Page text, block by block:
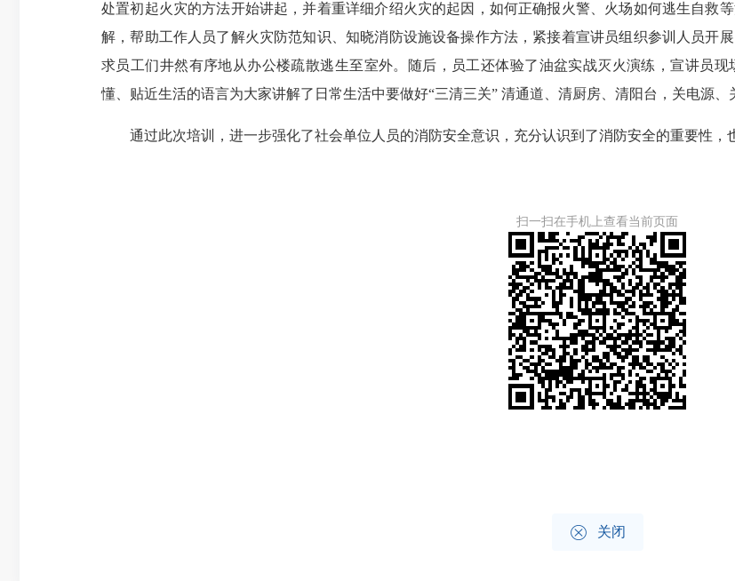
处置初起火灾的方法开始讲起，并着重详细介绍火灾的起因，如何正确报火警、火场如何逃生自救
解，帮助工作人员了解火灾防范知识、知晓消防设施设备操作方法，紧接着宣讲员组织参训人员开
求员工们井然有序地从办公楼疏散逃生至室外。随后，员工还体验了油盆实战灭火演练，宣讲员
懂、贴近生活的语言为大家讲解了日常生活中要做好“三清三关” 清通道、清厨房、清阳台，关电
通过此次培训，进一步强化了社会单位人员的消防安全意识，充分认识到了消防安全的重要性，
扫一扫在手机上查看当前页面
 关闭